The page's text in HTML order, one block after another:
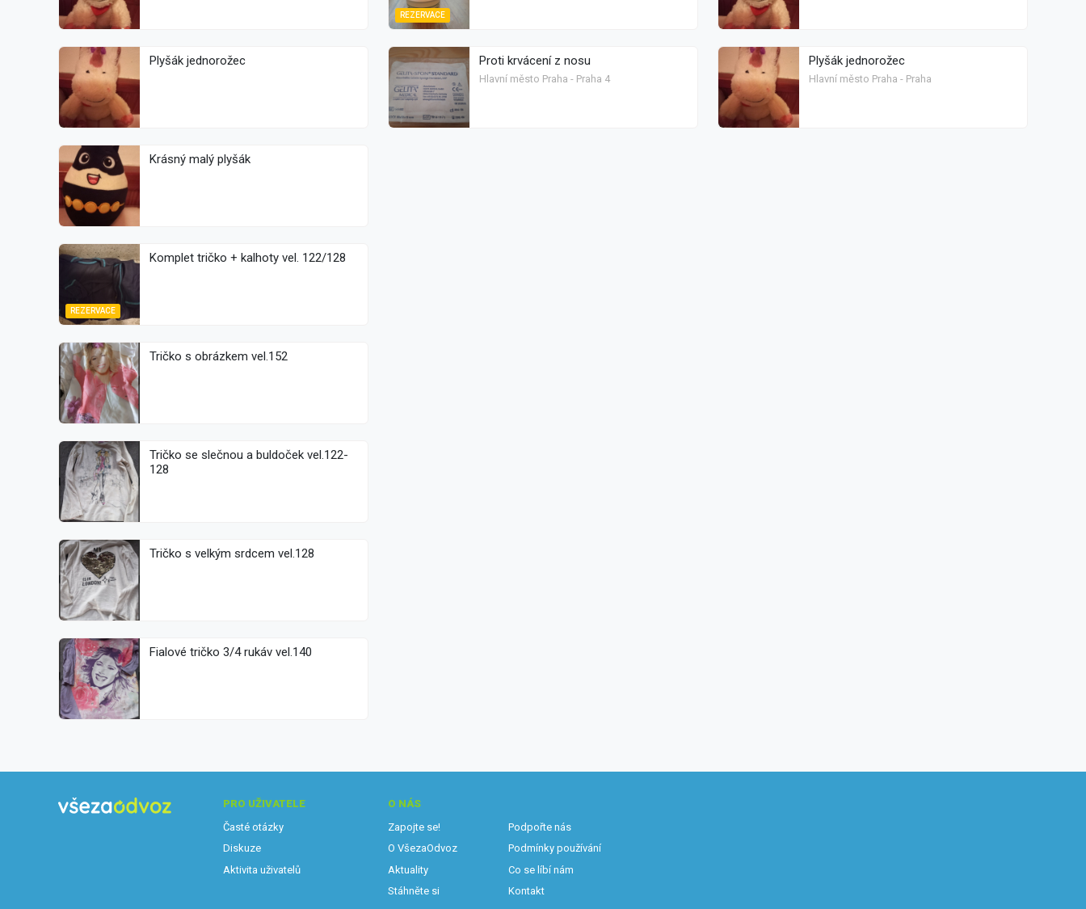
Plyšák jednorožec
Krásný malý plyšák
REZERVACE
Komplet tričko + kalhoty vel. 122/128
Tričko s obrázkem vel.152
Tričko se slečnou a buldoček vel.122-
128
Tričko s velkým srdcem vel.128
Fialové tričko 3/4 rukáv vel.140
REZERVACE
Proti krvácení z nosu
Hlavní město Praha - Praha 4
Plyšák jednorožec
Hlavní město Praha - Praha
PRO UŽIVATELE
Časté otázky
Diskuze
Aktivita uživatelů
O NÁS
Zapojte se!
O VšezaOdvoz
Aktuality
Stáhněte si
Podpořte nás
Podmínky používání
Co se líbí nám
Kontakt